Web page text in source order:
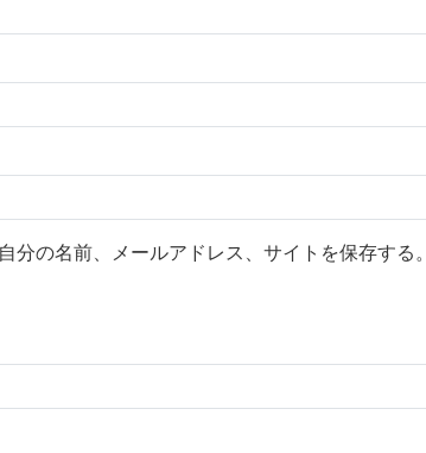
の名前、メールアドレス、サイトを保存する。